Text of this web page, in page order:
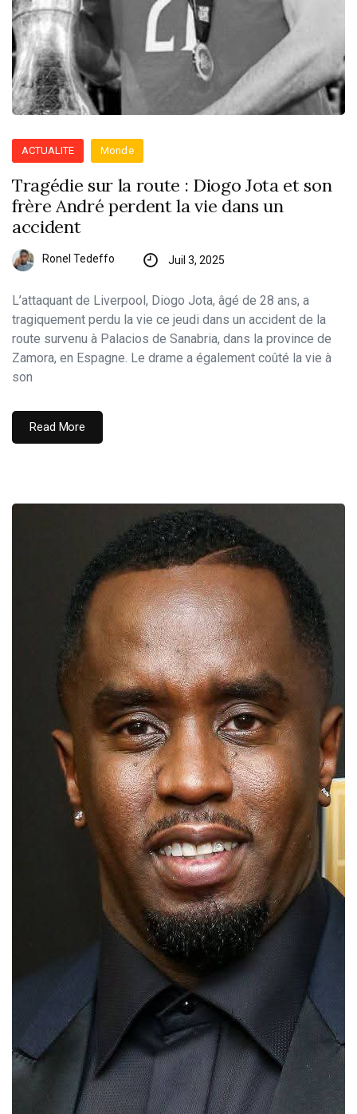
ACTUALITE Monde
Tragédie sur la route : Diogo Jota et son
frère André perdent la vie dans un
accident
Ronel Tedeffo Juil 3, 2025
L’attaquant de Liverpool, Diogo Jota, âgé de 28 ans, a
tragiquement perdu la vie ce jeudi dans un accident de la
route survenu à Palacios de Sanabria, dans la province de
Zamora, en Espagne. Le drame a également coûté la vie à
son
Read More